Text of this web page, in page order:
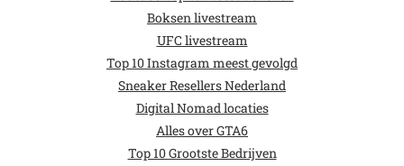
Boksen livestream
UFC livestream
Top 10 Instagram meest gevolgd
Sneaker Resellers Nederland
Digital Nomad locaties
Alles over GTA6
Top 10 Grootste Bedrijven